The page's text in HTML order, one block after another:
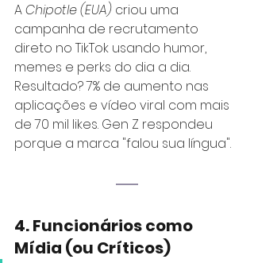
AChipotle (EUA) criou uma
campanha de recrutamento
direto no TikTok usando humor,
memes e perks do dia a dia.
Resultado? 7% de aumento nas
aplicações e vídeo viral com mais
de 70 mil likes. Gen Z respondeu
porque a marca "falou sua língua".
4. Funcionários como
Mídia (ou Críticos)